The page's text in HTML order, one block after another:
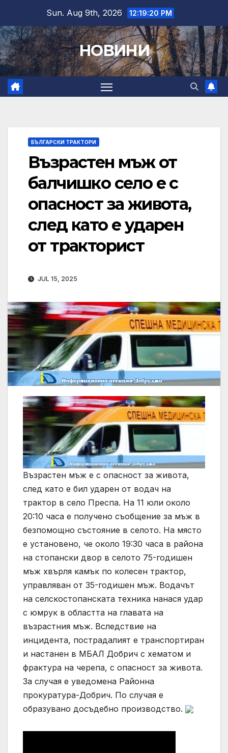
content
Sun. Aug 9th, 2026 12:19:21 PM
НОВИНИ
БЪЛГАРСКИ ТРАКТОРИ
Възрастен мъж от
балчишко село е с
опасност за живота,
след като е ударен
от тракторист
JUL 15, 2025
Възрастен мъж е с опасност за живота,
след като е бил ударен от водач на
трактор в село Преспа. На 11 юли около
20:10 часа е получено съобщение за мъж в
безпомощно състояние в селото. На място
е установено, че около 19:30 часа в района
на стопански двор в селото 75-годишен
мъж хвърля камък по колесен трактор,
управляван от 35-годишен мъж. Водачът
на селскостопанската техника нанася удар
с юмрук в областта на главата на
възрастния мъж. Вследствие на
инцидента, пострадалият е транспортиран
и настанен в МБАЛ Добрич с хематом и
фрактура на черепа, с опасност за живота.
За случая е уведомена Районна
прокуратура-Добрич. По случая е
образувано досъдебно производство.